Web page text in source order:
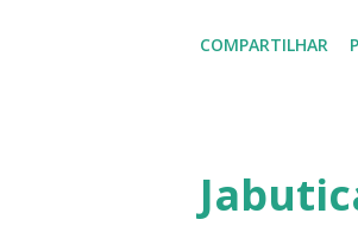
foto Gostou?
aqui e aqui .
https://
COMPARTILHAR